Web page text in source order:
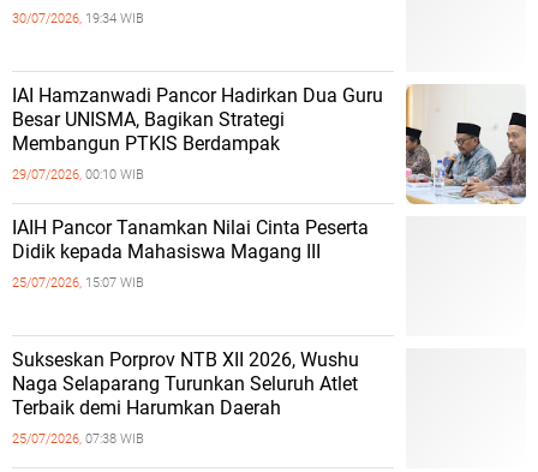
30/07/2026, 19:34 WIB
IAI Hamzanwadi Pancor Hadirkan Dua Guru
Besar UNISMA, Bagikan Strategi
Membangun PTKIS Berdampak
29/07/2026, 00:10 WIB
IAIH Pancor Tanamkan Nilai Cinta Peserta
Didik kepada Mahasiswa Magang III
25/07/2026, 15:07 WIB
Sukseskan Porprov NTB XII 2026, Wushu
Naga Selaparang Turunkan Seluruh Atlet
Terbaik demi Harumkan Daerah
25/07/2026, 07:38 WIB